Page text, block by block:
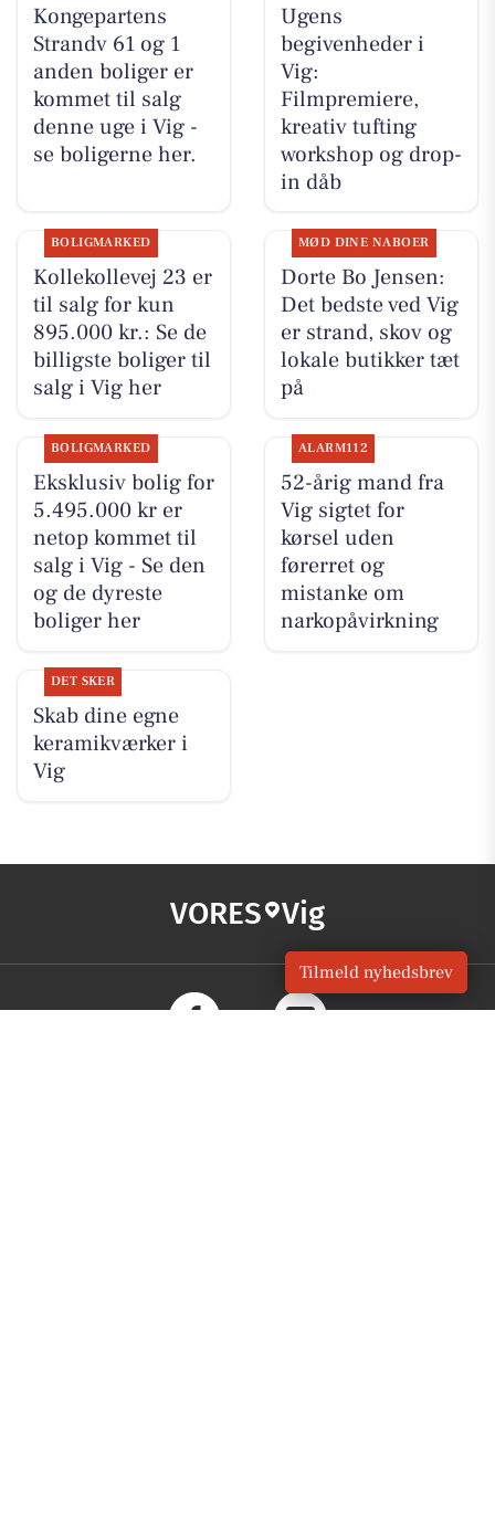
Kongepartens
Strandv 61 og 1
anden boliger er
kommet til salg
denne uge i Vig -
se boligerne her.
Ugens
begivenheder i
Vig:
Filmpremiere,
kreativ tufting
workshop og drop-
in dåb
BOLIGMARKED
Kollekollevej 23 er
til salg for kun
895.000 kr.: Se de
billigste boliger til
salg i Vig her
MØD DINE NABOER
Dorte Bo Jensen:
Det bedste ved Vig
er strand, skov og
lokale butikker tæt
på
BOLIGMARKED
Eksklusiv bolig for
5.495.000 kr er
netop kommet til
salg i Vig - Se den
og de dyreste
boliger her
ALARM112
52-årig mand fra
Vig sigtet for
kørsel uden
førerret og
mistanke om
narkopåvirkning
DET SKER
Skab dine egne
keramikværker i
Vig
VORES Vig
Tilmeld nyhedsbrev